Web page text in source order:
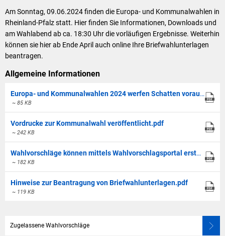
Feuerwehr
Allgemeine
Seniorenmobilität/Jugendtaxi/Fahrservice
Sicherheit für Senioren
Ehrenamtskarte des Westerwaldkreises
Westerwaldbad
2024
Am Sonntag, 09.06.2024 finden die Europa- und Kommunalwahlen in
Rheinland-Pfalz statt. Hier finden Sie Informationen, Downloads und
am Wahlabend ab ca. 18:30 Uhr die vorläufigen Ergebnisse. Weiterhin
können sie hier ab Ende April auch online Ihre Briefwahlunterlagen
beantragen.
Allgemeine Informationen
Europa- und Kommunalwahlen 2024 werfen Schatten voraus.pdf
~ 85 KB
Vordrucke zur Kommunalwahl veröffentlicht.pdf
~ 242 KB
Wahlvorschläge können mittels Wahlvorschlagsportal erstellt werden.pdf
~ 182 KB
Hinweise zur Beantragung von Briefwahlunterlagen.pdf
~ 119 KB
Zugelassene Wahlvorschläge